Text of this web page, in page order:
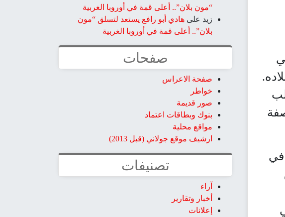
في
“مون بلان”.. أعلى قمة في أوروبا الغربية
زيد على هادي أبو رافع يستعد لتسلق “مون
بلان”.. أعلى قمة في أوروبا الغربية
صفحات
صفحة الاعراس
خواطر
صور قديمة
بنوك وبطاقات اعتماد
مواقع محلية
ارشيف موقع جولاني (قبل 2013)
تصنيفات
آراء
أخبار وتقارير
إعلانات